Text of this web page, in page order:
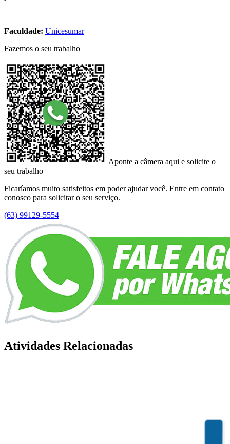
Faculdade: Unicesumar
Fazemos o seu trabalho
Aponte a câmera aqui e solicite o
seu trabalho
Ficaríamos muito satisfeitos em poder ajudar você. Entre em contato
conosco para solicitar o seu serviço.
(63) 99129-5554
Atividades Relacionadas